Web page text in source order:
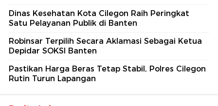
Dinas Kesehatan Kota Cilegon Raih Peringkat
Satu Pelayanan Publik di Banten
Robinsar Terpilih Secara Aklamasi Sebagai Ketua
Depidar SOKSI Banten
Pastikan Harga Beras Tetap Stabil, Polres Cilegon
Rutin Turun Lapangan